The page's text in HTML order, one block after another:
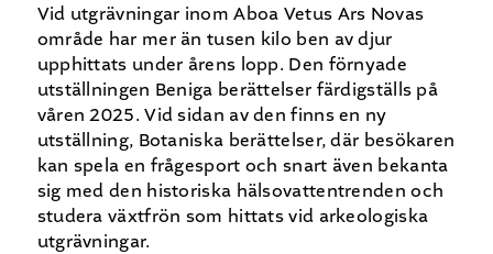
Vid utgrävningar inom Aboa Vetus Ars Novas
område har mer än tusen kilo ben av djur
upphittats under årens lopp. Den förnyade
utställningen Beniga berättelser färdigställs på
våren 2025. Vid sidan av den finns en ny
utställning, Botaniska berättelser, där besökaren
kan spela en frågesport och snart även bekanta
sig med den historiska hälsovattentrenden och
studera växtfrön som hittats vid arkeologiska
utgrävningar.